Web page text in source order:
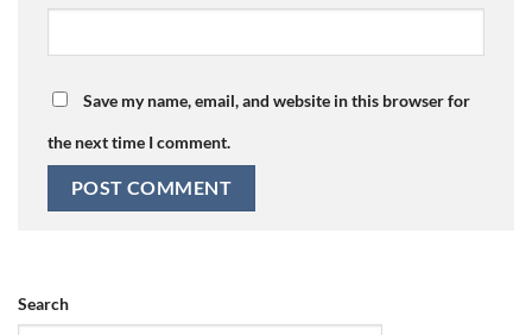
Save my name, email, and website in this browser for
the next time I comment.
Search